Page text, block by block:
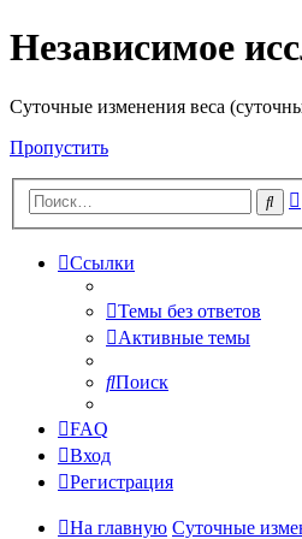
Независимое
Cуточные изменения веса
Пропустить
Ссылки
Темы без ответов
Активные темы
Поиск
FAQ
Вход
Регистрация
На главную Суточные